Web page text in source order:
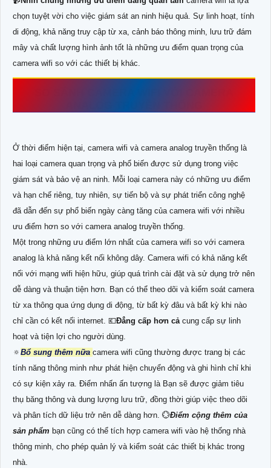
chọn tuyệt vời cho việc giám sát an ninh hiệu quả. Sự linh hoạt, tính
di động, khả năng truy cập từ xa, cảnh báo thông minh, lưu trữ đám
mây và chất lượng hình ảnh tốt là những ưu điểm quan trọng của
camera wifi so với các thiết bị khác.
Ở thời điểm hiện tại, camera wifi và camera analog truyền thống là
hai loại camera quan trọng và phổ biến được sử dụng trong việc
giám sát và bảo vệ an ninh. Mỗi loại camera này có những ưu điểm
và hạn chế riêng, tuy nhiên, sự tiến bộ và sự phát triển công nghệ
đã dẫn đến sự phổ biến ngày càng tăng của camera wifi với nhiều
ưu điểm hơn so với camera analog truyền thống.
Một trong những ưu điểm lớn nhất của camera wifi so với camera
analog là khả năng kết nối không dây. Camera wifi có khả năng kết
nối với mạng wifi hiện hữu, giúp quá trình cài đặt và sử dụng trở nên
dễ dàng và thuận tiện hơn. Bạn có thể theo dõi và kiểm soát camera
từ xa thông qua ứng dụng di động, từ bất kỳ đâu và bất kỳ khi nào
chỉ cần có kết nối internet. 💶Đẳng cấp hơn cảcung cấp sự linh
hoạt và tiện lợi cho người dùng.
🔅 Bổ sung thêm nữa camera wifi cũng thường được trang bị các
tính năng thông minh như phát hiện chuyển động và ghi hình chỉ khi
có sự kiện xảy ra. Điểm nhấn ấn tượng là Bạn sẽ được giảm tiêu
thụ băng thông và dung lượng lưu trữ, đồng thời giúp việc theo dõi
và phân tích dữ liệu trở nên dễ dàng hơn. 💮Điểm cộng thêm của
sản phẩm bạn cũng có thể tích hợp camera wifi vào hệ thống nhà
thông minh, cho phép quản lý và kiểm soát các thiết bị khác trong
nhà.